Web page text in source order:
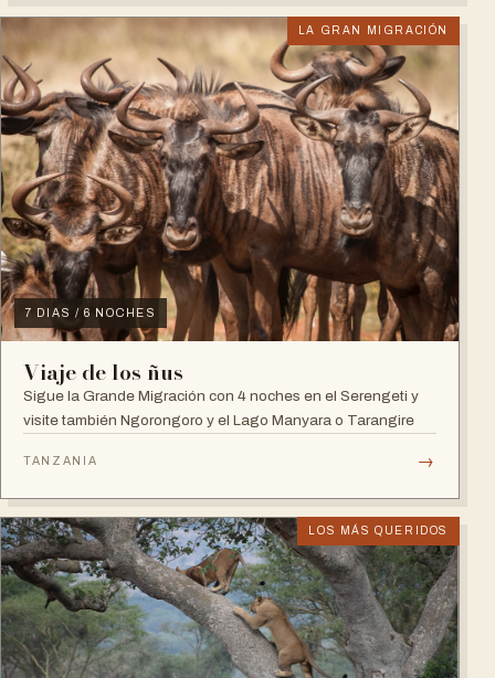
LA GRAN MIGRACIÓN
7 DIAS / 6 NOCHES
Viaje de los ñus
Sigue la Grande Migración con 4 noches en el Serengeti y
visite también Ngorongoro y el Lago Manyara o Tarangire
TANZANIA →
LOS MÁS QUERIDOS